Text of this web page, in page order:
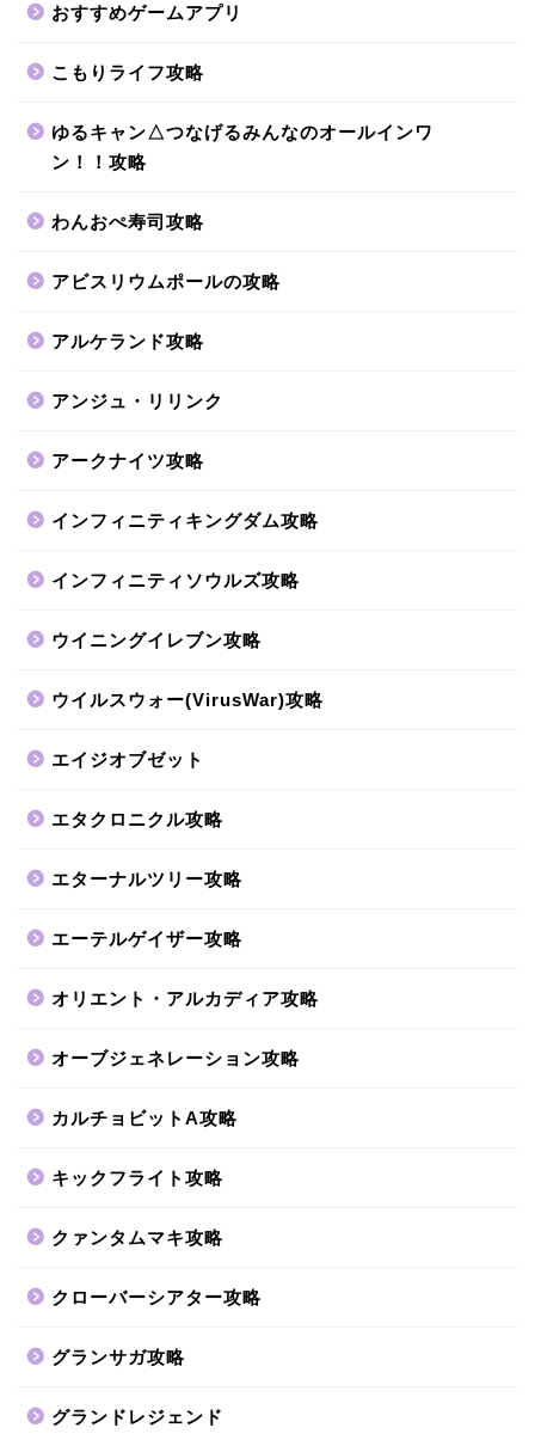
おすすめゲームアプリ
こもりライフ攻略
ゆるキャン△つなげるみんなのオールインワ
ン！！攻略
わんおぺ寿司攻略
アビスリウムポールの攻略
アルケランド攻略
アンジュ・リリンク
アークナイツ攻略
インフィニティキングダム攻略
インフィニティソウルズ攻略
ウイニングイレブン攻略
ウイルスウォー(VirusWar)攻略
エイジオブゼット
エタクロニクル攻略
エターナルツリー攻略
エーテルゲイザー攻略
オリエント・アルカディア攻略
オーブジェネレーション攻略
カルチョビットA攻略
キックフライト攻略
クァンタムマキ攻略
クローバーシアター攻略
グランサガ攻略
グランドレジェンド